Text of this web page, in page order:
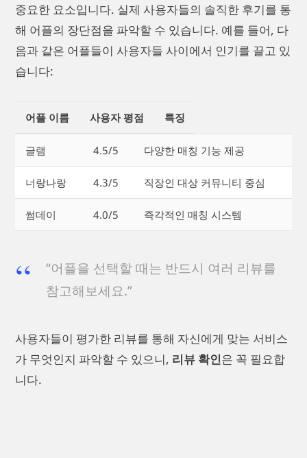
중요한 요소입니다. 실제 사용자들의 솔직한 후기를 통
해 어플의 장단점을 파악할 수 있습니다. 예를 들어, 다
음과 같은 어플들이 사용자들 사이에서 인기를 끌고 있
습니다:
어플 이름 사용자 평점 특징
글램 4.5/5 다양한 매칭 기능 제공
너랑나랑 4.3/5 직장인 대상 커뮤니티 중심
썸데이 4.0/5 즉각적인 매칭 시스템
“어플을 선택할 때는 반드시 여러 리뷰를
참고해보세요.”
사용자들이 평가한 리뷰를 통해 자신에게 맞는 서비스
가 무엇인지 파악할 수 있으니, 리뷰 확인은 꼭 필요합
니다.